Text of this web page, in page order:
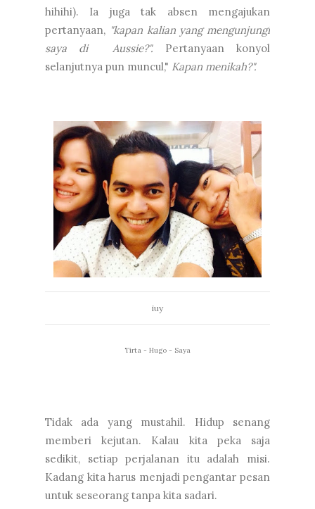
hihihi). Ia juga tak absen mengajukan
pertanyaan, "kapan kalian yang mengunjungi
saya di Aussie?". Pertanyaan konyol
selanjutnya pun muncul," Kapan menikah?".
iuy
Tirta - Hugo - Saya
Tidak ada yang mustahil. Hidup senang
memberi kejutan. Kalau kita peka saja
sedikit, setiap perjalanan itu adalah misi.
Kadang kita harus menjadi pengantar pesan
untuk seseorang tanpa kita sadari.